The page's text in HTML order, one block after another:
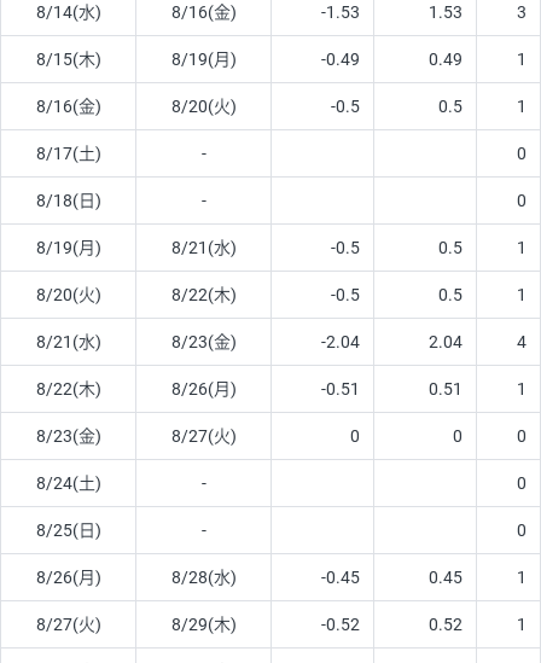
8/14(水) 8/16(金) -1.53 1.53 3
8/15(木) 8/19(月) -0.49 0.49 1
8/16(金) 8/20(火) -0.5 0.5 1
8/17(土) - 0
8/18(日) - 0
8/19(月) 8/21(水) -0.5 0.5 1
8/20(火) 8/22(木) -0.5 0.5 1
8/21(水) 8/23(金) -2.04 2.04 4
8/22(木) 8/26(月) -0.51 0.51 1
8/23(金) 8/27(火) 0 0 0
8/24(土) - 0
8/25(日) - 0
8/26(月) 8/28(水) -0.45 0.45 1
8/27(火) 8/29(木) -0.52 0.52 1